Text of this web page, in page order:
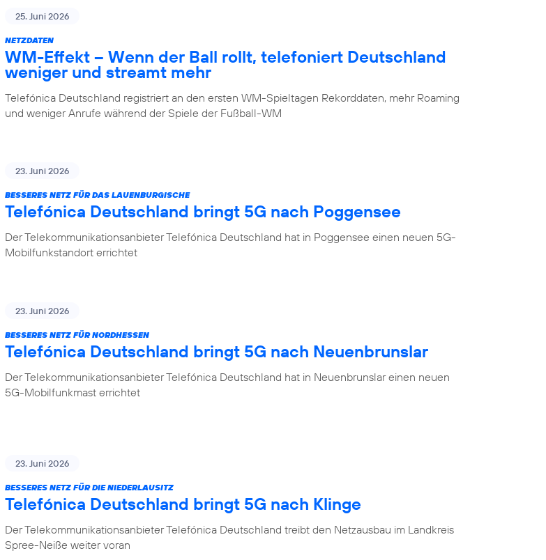
25. Juni 2026
NETZDATEN
WM-Effekt – Wenn der Ball rollt, telefoniert Deutschland
weniger und streamt mehr
Telefónica Deutschland registriert an den ersten WM-Spieltagen Rekorddaten, mehr Roaming
und weniger Anrufe während der Spiele der Fußball-WM
23. Juni 2026
BESSERES NETZ FÜR DAS LAUENBURGISCHE
Telefónica Deutschland bringt 5G nach Poggensee
Der Telekommunikationsanbieter Telefónica Deutschland hat in Poggensee einen neuen 5G-
Mobilfunkstandort errichtet
23. Juni 2026
BESSERES NETZ FÜR NORDHESSEN
Telefónica Deutschland bringt 5G nach Neuenbrunslar
Der Telekommunikationsanbieter Telefónica Deutschland hat in Neuenbrunslar einen neuen
5G-Mobilfunkmast errichtet
23. Juni 2026
BESSERES NETZ FÜR DIE NIEDERLAUSITZ
Telefónica Deutschland bringt 5G nach Klinge
Der Telekommunikationsanbieter Telefónica Deutschland treibt den Netzausbau im Landkreis
Spree-Neiße weiter voran